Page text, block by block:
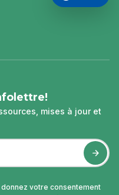
mises à jour et
votre consentement